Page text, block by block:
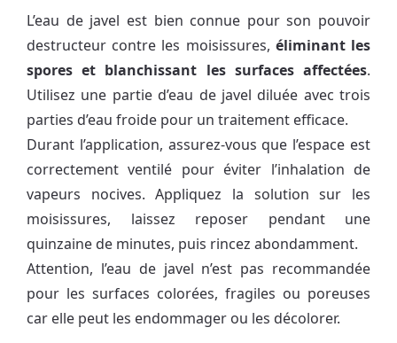
L’eau de javel est bien connue pour son pouvoir
destructeur contre les moisissures, éliminant les
spores et blanchissant les surfaces affectées.
Utilisez une partie d’eau de javel diluée avec trois
parties d’eau froide pour un traitement efficace.
Durant l’application, assurez-vous que l’espace est
correctement ventilé pour éviter l’inhalation de
vapeurs nocives. Appliquez la solution sur les
moisissures, laissez reposer pendant une
quinzaine de minutes, puis rincez abondamment.
Attention, l’eau de javel n’est pas recommandée
pour les surfaces colorées, fragiles ou poreuses
car elle peut les endommager ou les décolorer.